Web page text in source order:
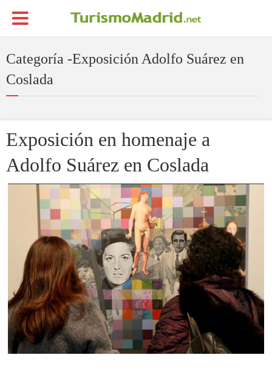
Categoría -Exposición Adolfo Suárez en
Coslada
Exposición en homenaje a
Adolfo Suárez en Coslada